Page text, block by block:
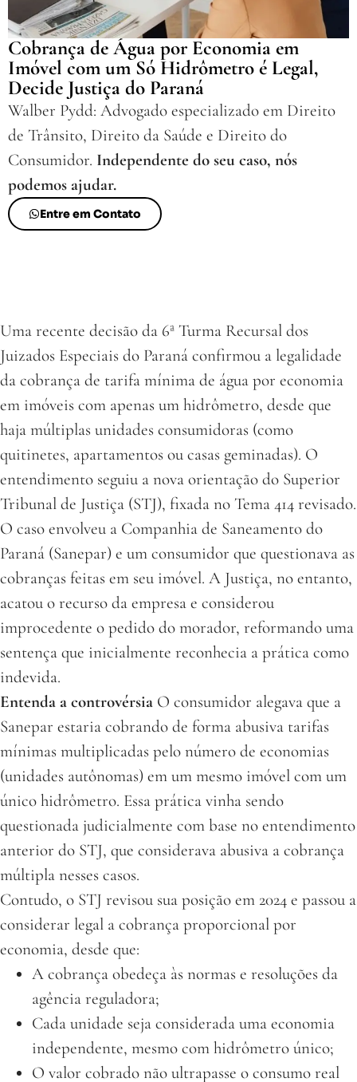
Cobrança de Água por Economia em
Imóvel com um Só Hidrômetro é Legal,
Decide Justiça do Paraná
Walber Pydd: Advogado especializado em Direito
de Trânsito, Direito da Saúde e Direito do
Consumidor. Independente do seu caso, nós
podemos ajudar.
Entre em Contato
Uma recente decisão da 6ª Turma Recursal dos
Juizados Especiais do Paraná confirmou a legalidade
da cobrança de tarifa mínima de água por economia
em imóveis com apenas um hidrômetro, desde que
haja múltiplas unidades consumidoras (como
quitinetes, apartamentos ou casas geminadas). O
entendimento seguiu a nova orientação do Superior
Tribunal de Justiça (STJ), fixada no Tema 414 revisado.
O caso envolveu a Companhia de Saneamento do
Paraná (Sanepar) e um consumidor que questionava as
cobranças feitas em seu imóvel. A Justiça, no entanto,
acatou o recurso da empresa e considerou
improcedente o pedido do morador, reformando uma
sentença que inicialmente reconhecia a prática como
indevida.
Entenda a controvérsia O consumidor alegava que a
Sanepar estaria cobrando de forma abusiva tarifas
mínimas multiplicadas pelo número de economias
(unidades autônomas) em um mesmo imóvel com um
único hidrômetro. Essa prática vinha sendo
questionada judicialmente com base no entendimento
anterior do STJ, que considerava abusiva a cobrança
múltipla nesses casos.
Contudo, o STJ revisou sua posição em 2024 e passou a
considerar legal a cobrança proporcional por
economia, desde que:
A cobrança obedeça às normas e resoluções da
agência reguladora;
Cada unidade seja considerada uma economia
independente, mesmo com hidrômetro único;
O valor cobrado não ultrapasse o consumo real